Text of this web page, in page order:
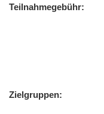
Teilnahmegebühr
Zielgruppen